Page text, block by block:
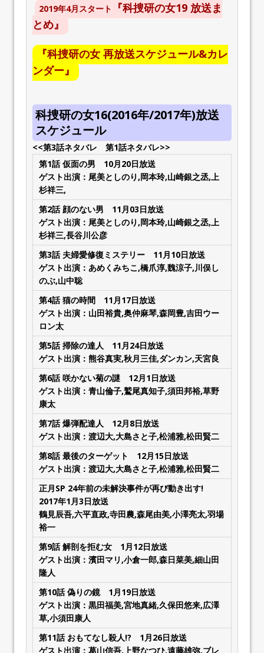
2019年4月スタート
『科捜研の女19 放送ま
とめ』
『科捜研の女 再放送スケジュール&カレ
ンダー』
科捜研の女16(2016年/2017年)放送
スケジュール
<<第3話ネタバレ
第1話ネタバレ>>
第1話仮面の男 10月20日放送
ゲスト出演：尾美としのり,岡本玲,山崎銀之丞,上
杉祥三,
第2話 顔のない男 11月03日放送
ゲスト出演：尾美としのり,岡本玲,山崎銀之丞,上
杉祥三,長谷川公彦
第3話 夫婦愛修復ミステリー 11月10日放送
ゲスト出演：あめくみちこ,橋爪淳,魏涼子,川俣し
のぶ,山中聡
第4話猫の時間 11月17日放送
ゲスト出演：山田裕貴,奥仲麻琴,森岡豊,吉田ウー
ロン太
第5話掃除の達人 11月24日放送
ゲスト出演：熊谷真実,秋月三佳,ダンカン,天宮良
第6話咲かない菊の謎 12月1日放送
ゲスト出演：青山倫子,鷲尾真知子,須田邦裕,草野
康太
第7話爆弾配達人 12月8日放送
ゲスト出演：渡辺大,大島さと子,松浦雅,松田賢二
第8話最後のターゲット
12月15日放送
ゲスト出演：渡辺大,大島さと子,松浦雅,松田賢二
正月SP 24年前の未解決事件が再び動き出す!
2017年1月3日放送
鶴見辰吾,六平直政,寺田農,森尾由美,小澤亮太,羽場
裕一
第9話解剖を拒む女 1月12日放送
ゲスト出演：濱田マリ,小倉一郎,森日菜美,細山田
隆人
第10話偽りの鏡1月19日放送
ゲスト出演：黒田福美,宮地真緒,久保田悠来,広澤
草,小須田康人
第11話 おもてなし殺人!? 1月26日放送
ゲスト出演：葛山信吾,上野なつひ,遠藤雄弥,ブレ